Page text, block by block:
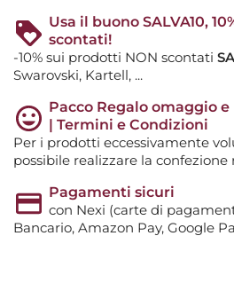
Usa il buono SALVA10,
scontati!
-10% sui prodotti NON scontati
Swarovski, Kartell, ...
Pacco Regalo omaggio
| Termini e Condizioni
Per i prodotti eccessivamente
possibile realizzare la confezione
Pagamenti sicuri
con Nexi (carte di
Bancario, Amazon Pay, Google